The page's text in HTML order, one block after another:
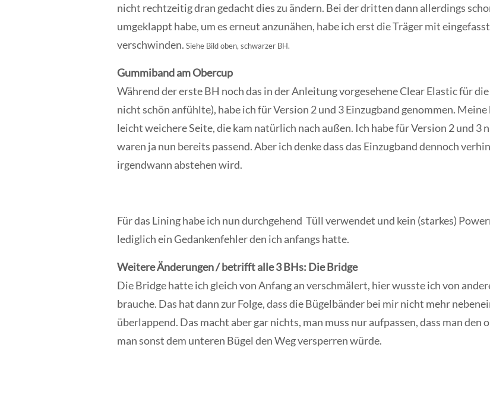
nicht rechtzeitig dran gedacht dies zu ändern. Bei der dritten dann allerdings
umgeklappt habe, um es erneut anzunähen, habe ich erst die Träger mit
verschwinden. Siehe Bild oben, schwarzer BH.
Gummiband am Obercup
Während der erste BH noch das in der Anleitung vorgesehene Clear Elastic für
nicht schön anfühlte), habe ich für Version 2 und 3 Einzugband genommen.
leicht weichere Seite, die kam natürlich nach außen. Ich habe für Version 2 und 3
waren ja nun bereits passend. Aber ich denke dass das Einzugband dennoch
irgendwann abstehen wird.
Für das Lining habe ich nun durchgehend Tüll verwendet und kein (starkes)
lediglich ein Gedankenfehler den ich anfangs hatte.
Weitere Änderungen / betrifft alle 3 BHs: Die Bridge
Die Bridge hatte ich gleich von Anfang an verschmälert, hier wusste ich von
brauche. Das hat dann zur Folge, dass die Bügelbänder bei mir nicht mehr
überlappend. Das macht aber gar nichts, man muss nur aufpassen, dass man
man sonst dem unteren Bügel den Weg versperren würde.